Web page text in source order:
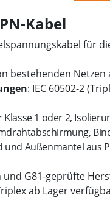
Kabel
für
bestehenden Netzen
: IEC 60502-2
1 oder 2,
und Außenmantel aus
und G81-geprüfte
ab Lager